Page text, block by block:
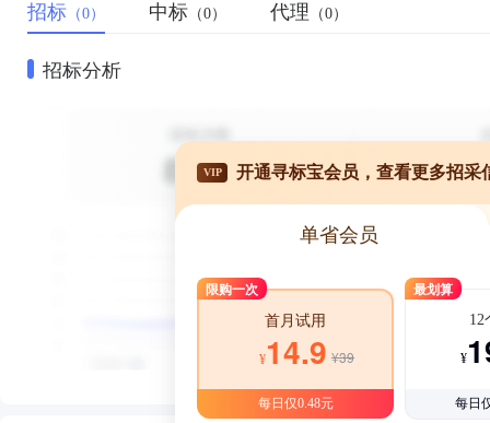
招标 （0） 中标 （0） 代理 （0）
招标分析
VIP 开通寻标宝会员，查看更多招采
单省会员
限购一次
首月试用
¥14.9 ¥39
每日仅0.48元
最划算
12
¥
每日